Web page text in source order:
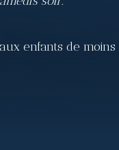
enfants de moins